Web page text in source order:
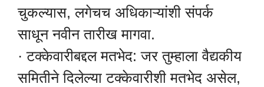
चुकल्यास, लगेचच अधिकाऱ्यांशी संपर्क
साधून नवीन तारीख मागवा.
· टक्केवारीबद्दल मतभेद: जर तुम्हाला वैद्यकीय
समितीने दिलेल्या टक्केवारीशी मतभेद असेल,